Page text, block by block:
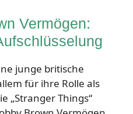
Vermögen:
junge britische
für ihre Rolle als
„Stranger Things“